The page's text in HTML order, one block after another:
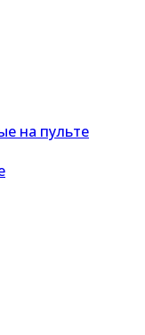
на пульте